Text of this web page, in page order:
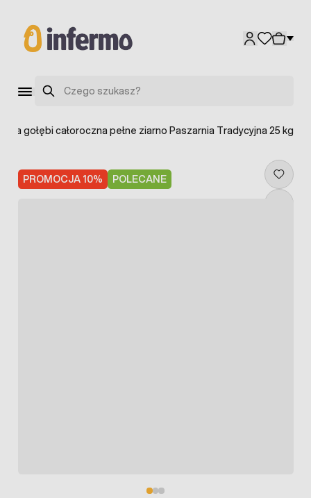
Szukaj
dla gołębi całoroczna pełne ziarno Paszarnia Tradycyjna 25 kg
PROMOCJA 10% POLECANE